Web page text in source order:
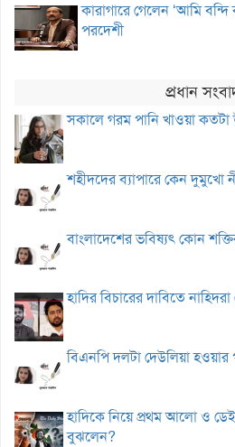
কারাগারে গেলেন ‘আমি বন্দি
পরদেশী
প্রধান
সকালে গরম পানি খাওয়া কতটা
শহীদদের ব্যাপারে কেন দুমুখো
বাংলাদেশের ভবিষ্যৎ কোন
হাদির বিচারের দাবিতে
বিএনপি দলটা দেউলিয়া হওয়ার
হাদিকে নিয়ে প্রথম আলো ও
বুঝলেন?